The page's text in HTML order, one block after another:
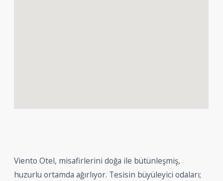
Viento Otel, misafirlerini doğa ile bütünleşmiş,
huzurlu ortamda ağırlıyor. Tesisin büyüleyici odaları;